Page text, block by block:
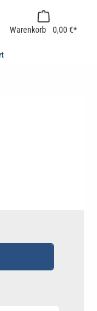
Warenkorb 0,00 €*